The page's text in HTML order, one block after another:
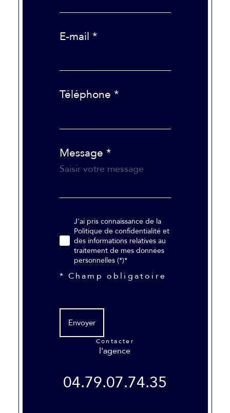
E-mail *
Téléphone *
Message *
J'ai pris connaissance de la
Politique de confidentialité et
des informations relatives au
traitement de mes données
personnelles (*)*
* Champ obligatoire
Envoyer
contacter
l'agence
04.79.07.74.35